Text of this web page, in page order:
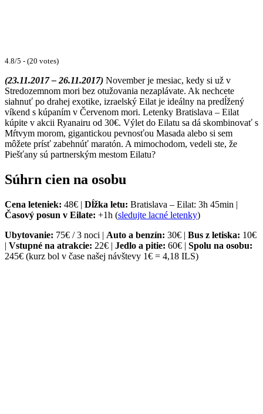
4.8/5 - (20 votes)
(23.11.2017 – 26.11.2017) November je mesiac, kedy si už v
Stredozemnom mori bez otužovania nezaplávate. Ak nechcete
siahnuť po drahej exotike, izraelský Eilat je ideálny na predĺžený
víkend s kúpaním v Červenom mori. Letenky Bratislava – Eilat
kúpite v akcii Ryanairu od 30€. Výlet do Eilatu sa dá skombinovať s
Mŕtvym morom, gigantickou pevnosťou Masada alebo si sem
môžete prísť zabehnúť maratón. A mimochodom, vedeli ste, že
Piešťany sú partnerským mestom Eilatu?
Súhrn cien na osobu
Cena leteniek: 48€ | Dĺžka letu: Bratislava – Eilat: 3h 45min |
Časový posun v Eilate: +1h (sledujte lacné letenky)
Ubytovanie: 75€ / 3 noci | Auto a benzín: 30€ | Bus z letiska: 10€
| Vstupné na atrakcie: 22€ | Jedlo a pitie: 60€ | Spolu na osobu:
245€ (kurz bol v čase našej návštevy 1€ = 4,18 ILS)